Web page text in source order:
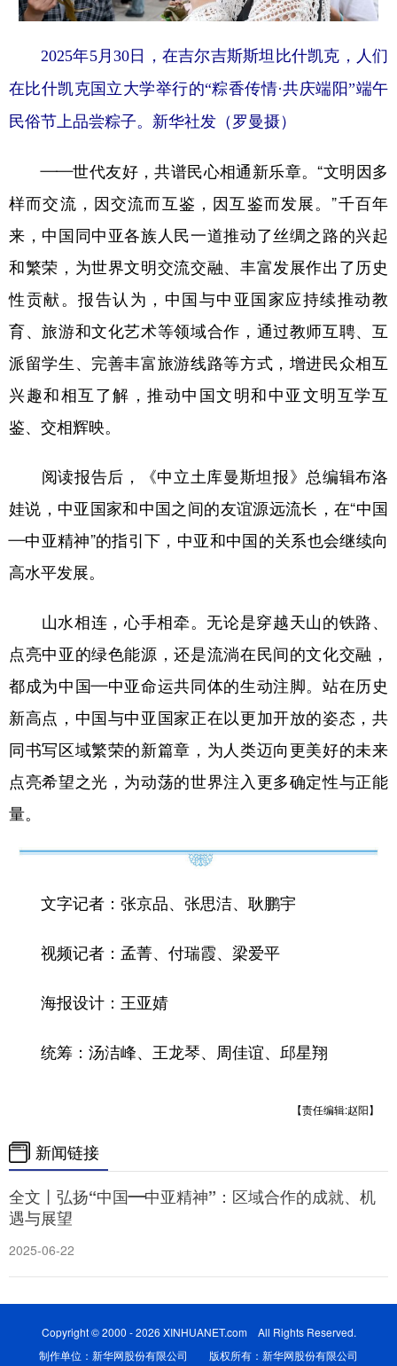
2025年5月30日，在吉尔吉斯斯坦比什凯克，人们
在比什凯克国立大学举行的“粽香传情·共庆端阳”端午
民俗节上品尝粽子。新华社发（罗曼摄）
——世代友好，共谱民心相通新乐章。“文明因多
样而交流，因交流而互鉴，因互鉴而发展。”千百年
来，中国同中亚各族人民一道推动了丝绸之路的兴起
和繁荣，为世界文明交流交融、丰富发展作出了历史
性贡献。报告认为，中国与中亚国家应持续推动教
育、旅游和文化艺术等领域合作，通过教师互聘、互
派留学生、完善丰富旅游线路等方式，增进民众相互
兴趣和相互了解，推动中国文明和中亚文明互学互
鉴、交相辉映。
阅读报告后，《中立土库曼斯坦报》总编辑布洛
娃说，中亚国家和中国之间的友谊源远流长，在“中国
—中亚精神”的指引下，中亚和中国的关系也会继续向
高水平发展。
山水相连，心手相牵。无论是穿越天山的铁路、
点亮中亚的绿色能源，还是流淌在民间的文化交融，
都成为中国—中亚命运共同体的生动注脚。站在历史
新高点，中国与中亚国家正在以更加开放的姿态，共
同书写区域繁荣的新篇章，为人类迈向更美好的未来
点亮希望之光，为动荡的世界注入更多确定性与正能
量。
文字记者：张京品、张思洁、耿鹏宇
视频记者：孟菁、付瑞霞、梁爱平
海报设计：王亚婧
统筹：汤洁峰、王龙琴、周佳谊、邱星翔
【责任编辑:赵阳】
新闻链接
全文丨弘扬“中国—中亚精神”：区域合作的成就、机
遇与展望
2025-06-22
Copyright © 2000 - 2026 XINHUANET.com All Rights Reserved.
制作单位：新华网股份有限公司 版权所有：新华网股份有限公司